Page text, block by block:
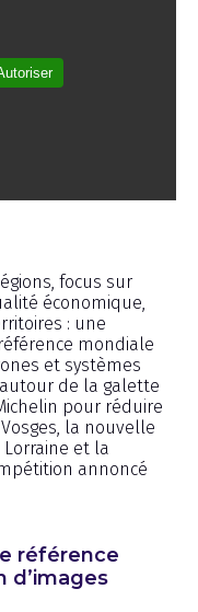
focus sur
économique,
: une
mondiale
et systèmes
de la galette
pour réduire
la nouvelle
et la
annoncé
référence
d’images